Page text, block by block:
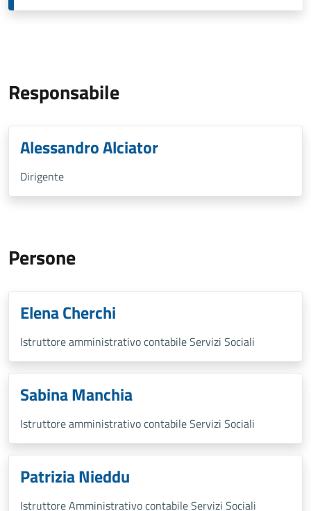
Responsabile
Alessandro Alciator
Dirigente
Persone
Elena Cherchi
Istruttore amministrativo contabile Servizi Sociali
Sabina Manchia
Istruttore amministrativo contabile Servizi Sociali
Patrizia Nieddu
Istruttore Amministrativo contabile Servizi Sociali